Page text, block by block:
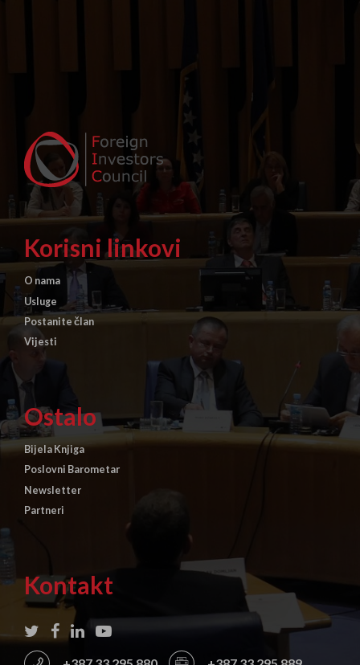
Korisni linkovi
O nama
Usluge
Postanite član
Vijesti
Ostalo
Bijela Knjiga
Poslovni Barometar
Newsletter
Partneri
Kontakt